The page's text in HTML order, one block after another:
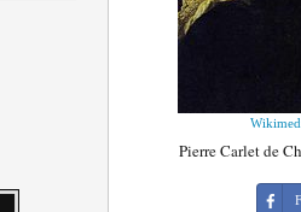
Pierre Carlet de